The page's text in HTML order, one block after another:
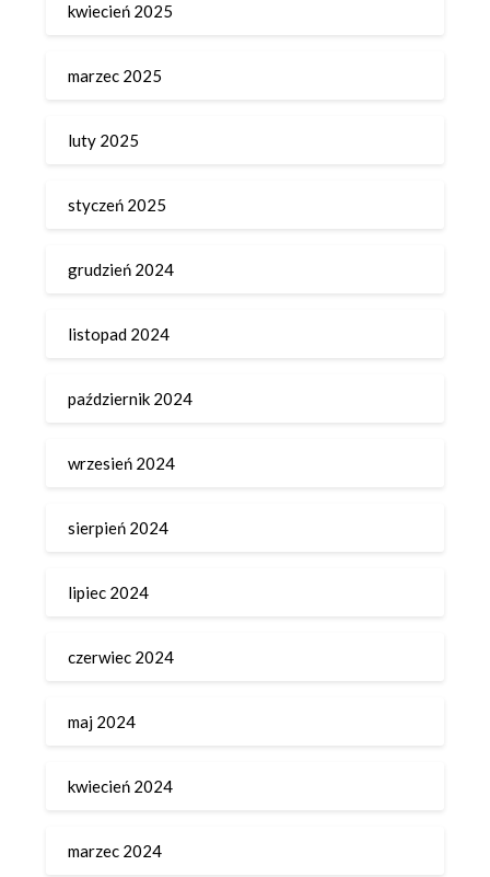
kwiecień 2025
marzec 2025
luty 2025
styczeń 2025
grudzień 2024
listopad 2024
październik 2024
wrzesień 2024
sierpień 2024
lipiec 2024
czerwiec 2024
maj 2024
kwiecień 2024
marzec 2024